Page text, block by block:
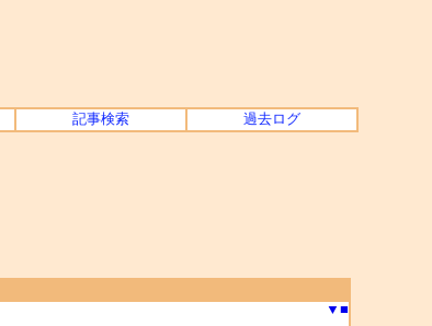
記事検索 過去ログ
▼ ■